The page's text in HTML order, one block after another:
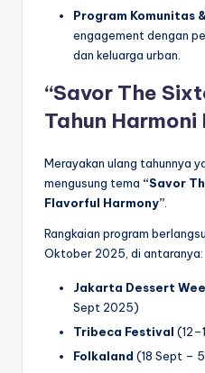
Program Komunitas
engagement dengan
dan keluarga urban.
“Savor The
Tahun Harmoni
Merayakan ulang tahunnya
mengusung tema “Savor
Flavorful Harmony”
Rangkaian program
Oktober 2025, di antaranya:
Jakarta Dessert
Sept 2025)
Tribeca Festival
Folkaland (18 Sept –